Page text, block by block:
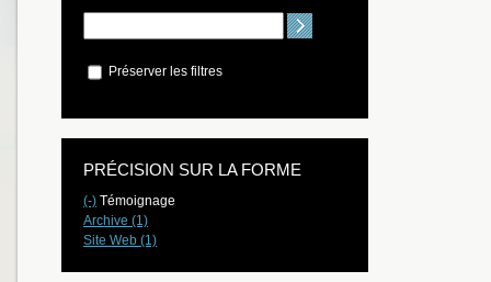
Préserver les filtres
PRÉCISION SUR LA FORME
(-) Témoignage
Archive (1)
Site Web (1)